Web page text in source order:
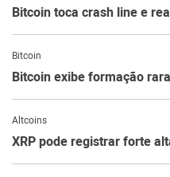
Bitcoin toca crash line e
Bitcoin
Bitcoin exibe formação
Altcoins
XRP pode registrar forte